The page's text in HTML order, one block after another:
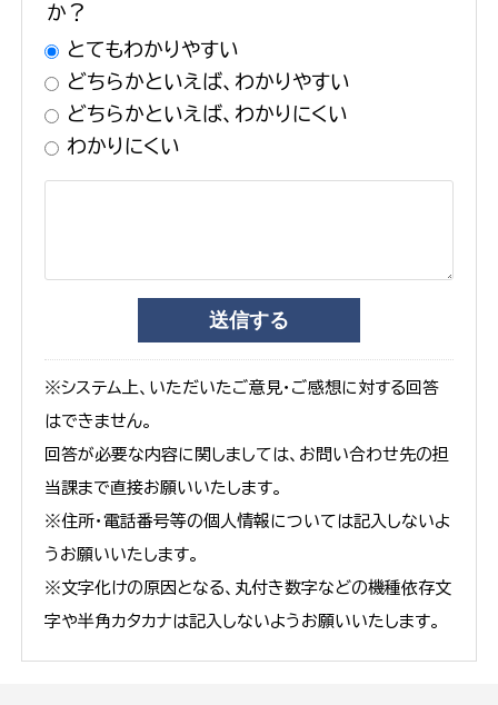
か？
とてもわかりやすい
どちらかといえば、わかりやすい
どちらかといえば、わかりにくい
わかりにくい
※システム上、いただいたご意見・ご感想に対する回答
はできません。
回答が必要な内容に関しましては、お問い合わせ先の担
当課まで直接お願いいたします。
※住所・電話番号等の個人情報については記入しないよ
うお願いいたします。
※文字化けの原因となる、丸付き数字などの機種依存文
字や半角カタカナは記入しないようお願いいたします。